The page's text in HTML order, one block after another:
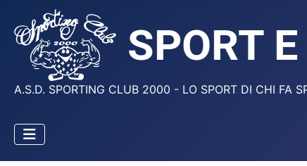
A.S.D. SPORTING CLUB 2000 - LO SPORT DI CHI FA